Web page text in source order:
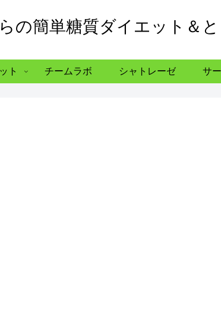
の簡単糖質ダイエット＆
ト チームラボ シャトレーゼ サ